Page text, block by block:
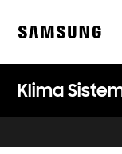
content
Klima